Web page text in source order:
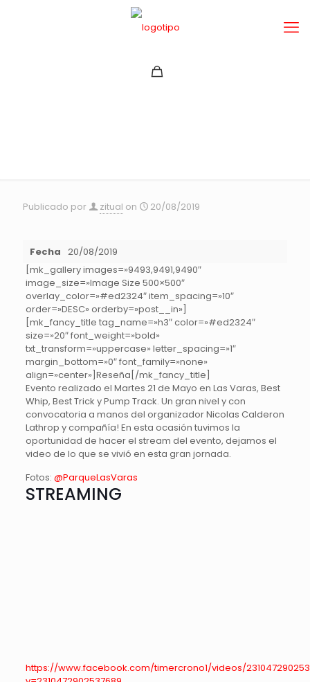
Publicado por zitual on 20/08/2019
Fecha 20/08/2019
[mk_gallery images=»9493,9491,9490″
image_size=»Image Size 500×500″
overlay_color=»#ed2324″ item_spacing=»10″
order=»DESC» orderby=»post__in»]
[mk_fancy_title tag_name=»h3″ color=»#ed2324″
size=»20″ font_weight=»bold»
txt_transform=»uppercase» letter_spacing=»1″
margin_bottom=»0″ font_family=»none»
align=»center»]Reseña[/mk_fancy_title]
Evento realizado el Martes 21 de Mayo en Las Varas, Best
Whip, Best Trick y Pump Track. Un gran nivel y con
convocatoria a manos del organizador Nicolas Calderon
Lathrop y compañía! En esta ocasión tuvimos la
oportunidad de hacer el stream del evento, dejamos el
video de lo que se vivió en esta gran jornada.
Fotos: @ParqueLasVaras
STREAMING
https://www.facebook.com/timercrono1/videos/